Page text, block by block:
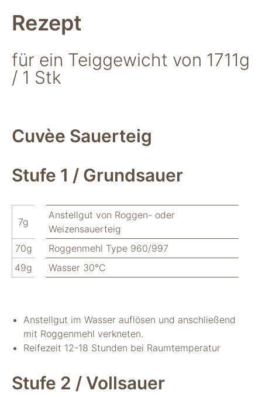
Rezept
für ein Teiggewicht von 1711g
/ 1 Stk
Cuvèe Sauerteig
Stufe 1 / Grundsauer
7g
Anstellgut von Roggen- oder
Weizensauerteig
70g
Roggenmehl Type 960/997
49g
Wasser 30°C
Anstellgut im Wasser auflösen und anschließend
mit Roggenmehl verkneten.
Reifezeit 12-18 Stunden bei Raumtemperatur
Stufe 2 / Vollsauer
ermöglichen eine
Personalisierung
Website ansehen.
Diese und andere
Daten werden
Identifizierung Ihrer
Person verwendet
(pseudomisiert),
und können an
weitergegeben
werden, die sie
möglicherweise
verwenden, um
Anzeigen an Ihr
Profil anzupassen.
Durch die
ausgeschaltet – sie
wird lediglich nicht
auf Ihre Interessen
"Facebook Pixel"
um